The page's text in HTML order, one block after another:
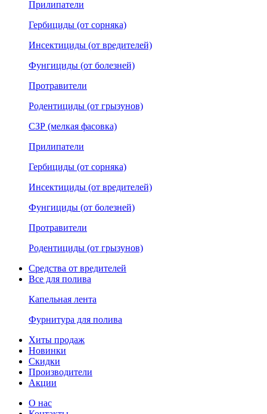
Прилипатели
Гербициды (от сорняка)
Инсектициды (от вредителей)
Фунгициды (от болезней)
Протравители
Родентициды (от грызунов)
СЗР (мелкая фасовка)
Прилипатели
Гербициды (от сорняка)
Инсектициды (от вредителей)
Фунгициды (от болезней)
Протравители
Родентициды (от грызунов)
Средства от вредителей
Все для полива
Капельная лента
Фурнитура для полива
Хиты продаж
Новинки
Скидки
Производители
Акции
О нас